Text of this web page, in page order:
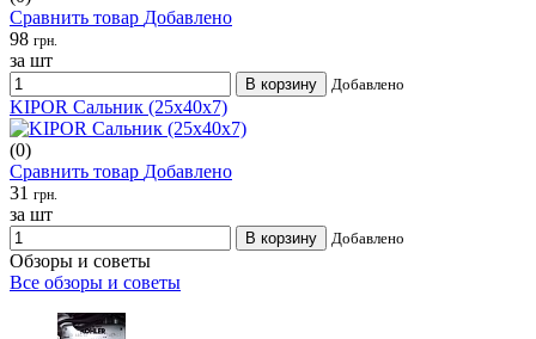
Сравнить товар Добавлено
98 грн.
за шт
В корзину Добавлено
KIPOR Сальник (25х40х7)
(0)
Сравнить товар Добавлено
31 грн.
за шт
В корзину Добавлено
Обзоры и советы
Все обзоры и советы